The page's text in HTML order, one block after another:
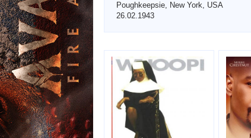
Poughkeepsie, New York, USA
26.02.1943